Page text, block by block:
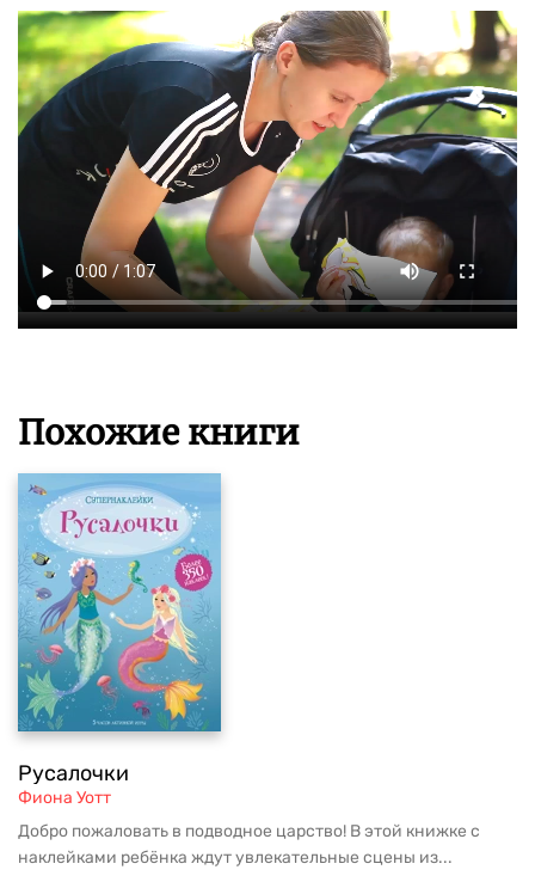
Похожие книги
Русалочки
Фиона Уотт
Добро пожаловать в подводное царство! В этой книжке с
наклейками ребёнка ждут увлекательные сцены из...